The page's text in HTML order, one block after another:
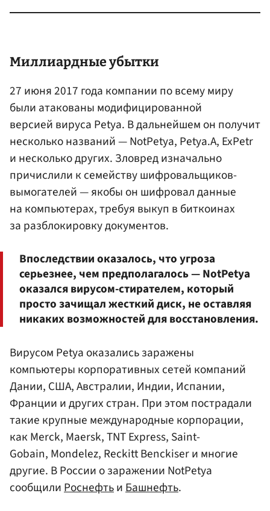
Миллиардные убытки
27 июня 2017 года компании по всему миру
были атакованы модифицированной
версией вируса Petya. В дальнейшем он получит
несколько названий — NotPetya, Petya.A, ExPetr
и несколько других. Зловред изначально
причислили к семейству шифровальщиков-
вымогателей — якобы он шифровал данные
на компьютерах, требуя выкуп в биткоинах
за разблокировку документов.
Впоследствии оказалось, что угроза
серьезнее, чем предполагалось — NotPetya
оказался вирусом-стирателем, который
просто зачищал жесткий диск, не оставляя
никаких возможностей для восстановления.
Вирусом Petya оказались заражены
компьютеры корпоративных сетей компаний
Дании, США, Австралии, Индии, Испании,
Франции и других стран. При этом пострадали
такие крупные международные корпорации,
как Merck, Maersk, TNT Express, Saint-
Gobain, Mondelez, Reckitt Benckiser и многие
другие. В России о заражении NotPetya
сообщилиРоснефтьиБашнефть.